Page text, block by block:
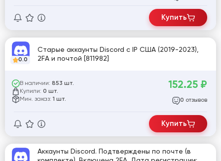
Купить
0.0
Старые аккаунты Discord с IP США (2019-2023),
2FA и почтой [811982]
В наличии: 853 шт.
Купили: 0 шт.
Мин. заказ: 1 шт.
152.25 ₽
0 отзывов
Купить
Аккаунты Discord. Подтверждены по почте (в